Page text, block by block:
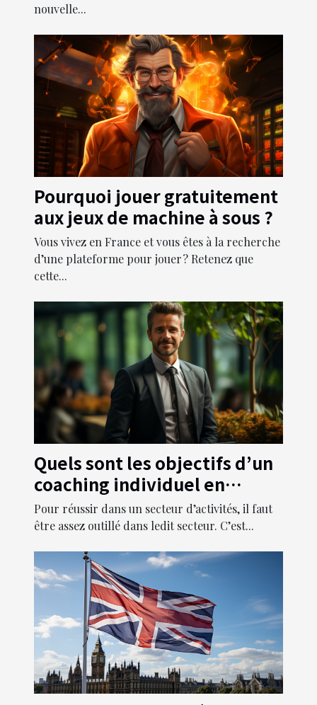
nouvelle...
Pourquoi jouer gratuitement
aux jeux de machine à sous ?
Vous vivez en France et vous êtes à la recherche
d’une plateforme pour jouer ? Retenez que
cette...
Quels sont les objectifs d’un
coaching individuel en
entreprise ?
Pour réussir dans un secteur d’activités, il faut
être assez outillé dans ledit secteur. C’est...